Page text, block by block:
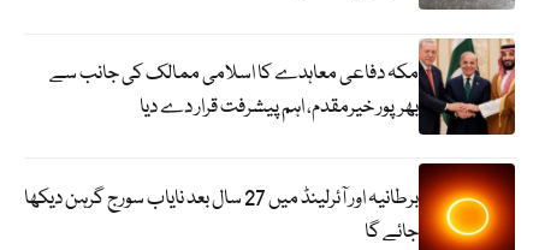
مکہ دفاعی معاہدے کا اسلامی ممالک کی جانب سے
بھرپور خیرمقدم، اہم پیشرفت قرار دے دیا
برطانیہ اور آئرلینڈ میں 27 سال بعد نایاب سورج گرہن دیکھا
جائے گا